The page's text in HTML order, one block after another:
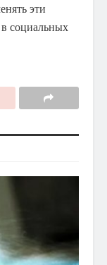
эти
социальных